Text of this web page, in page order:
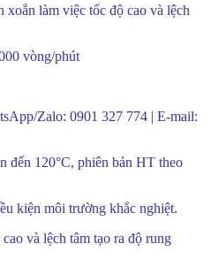
xoắn làm việc tốc độ cao và lệch
vòng/phút
Zalo: 0901 327 774 | E-mail:
đến 120°C, phiên bản HT theo
kiện môi trường khắc nghiệt.
và lệch tâm tạo ra độ rung